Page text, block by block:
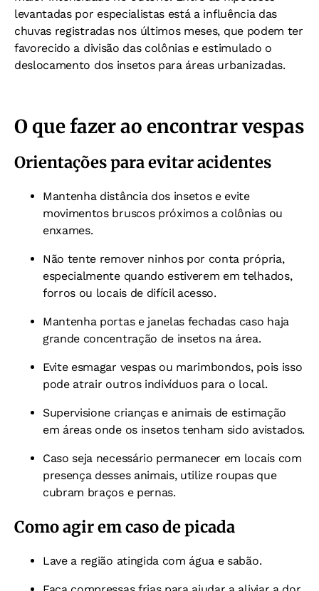
levantadas por especialistas está a influência das
chuvas registradas nos últimos meses, que podem ter
favorecido a divisão das colônias e estimulado o
deslocamento dos insetos para áreas urbanizadas.
O que fazer ao encontrar vespas
Orientações para evitar acidentes
Mantenha distância dos insetos e evite
movimentos bruscos próximos a colônias ou
enxames.
Não tente remover ninhos por conta própria,
especialmente quando estiverem em telhados,
forros ou locais de difícil acesso.
Mantenha portas e janelas fechadas caso haja
grande concentração de insetos na área.
Evite esmagar vespas ou marimbondos, pois isso
pode atrair outros indivíduos para o local.
Supervisione crianças e animais de estimação
em áreas onde os insetos tenham sido avistados.
Caso seja necessário permanecer em locais com
presença desses animais, utilize roupas que
cubram braços e pernas.
Como agir em caso de picada
Lave a região atingida com água e sabão.